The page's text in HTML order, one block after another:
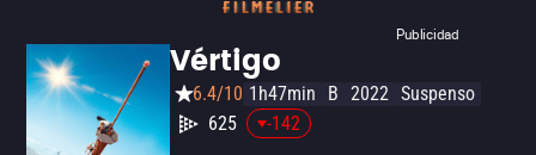
Publicidad
Vértigo
6.4/10 1h47min B 2022 Suspenso
625
-142